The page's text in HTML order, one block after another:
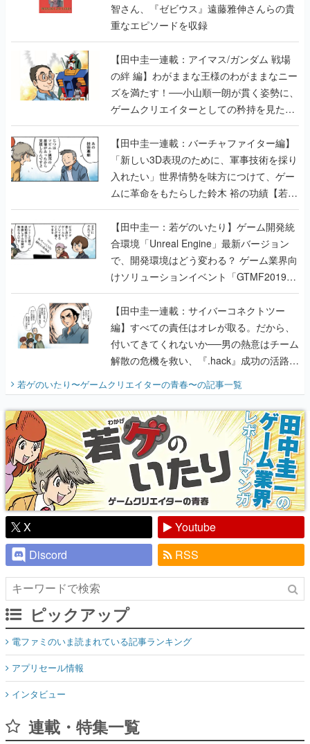
智さん、『ゼビウス』遠藤雅伸さんらの貴
重なエピソードを収録
【田中圭一連載：アイマス/ガンダム 戦場
の絆 編】わがままな王様のわがままなニー
ズを満たす！──小山順一朗が貫く姿勢に、
ゲームクリエイターとしての矜持を見た
【若ゲのいたり最終回】
【田中圭一連載：バーチャファイター編】
「新しい3D表現のために、軍事技術を採り
入れたい」世界情勢を味方につけて、ゲー
ムに革命をもたらした鈴木 裕の功績【若ゲ
のいたり】
【田中圭一：若ゲのいたり】ゲーム開発統
合環境「Unreal Engine」最新バージョン
で、開発環境はどう変わる？ ゲーム業界向
けソリューションイベント「GTMF2019」
に行って、より理解を深めよう【PR】
【田中圭一連載：サイバーコネクトツー
編】すべての責任はオレが取る。だから、
付いてきてくれないか──男の熱意はチーム
解散の危機を救い、『.hack』成功の活路を
『少年ジャンプ』色だった【若ゲのいた
り】
若ゲのいたり〜ゲームクリエイターの青春〜の記事一覧
X
Youtube
Discord
RSS
ピックアップ
電ファミのいま読まれている記事ランキング
アプリセール情報
インタビュー
連載・特集一覧